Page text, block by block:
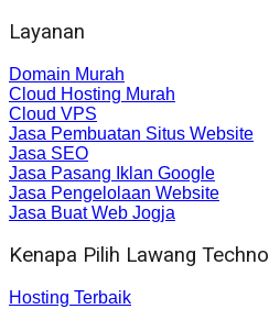
Layanan
Domain Murah
Cloud Hosting Murah
Cloud VPS
Jasa Pembuatan Situs Website
Jasa SEO
Jasa Pasang Iklan Google
Jasa Pengelolaan Website
Jasa Buat Web Jogja
Kenapa Pilih Lawang Techno
Hosting Terbaik